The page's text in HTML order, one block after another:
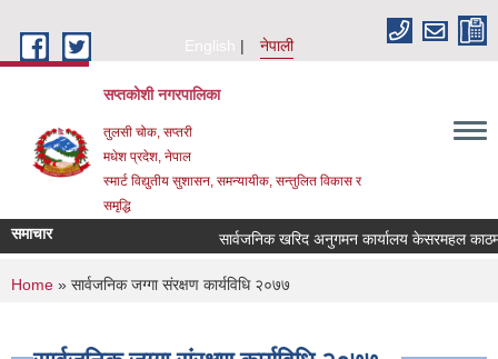
English
नेपाली
सप्तकोशी नगरपालिका
तुलसी चोक, सप्तरी
मधेश प्रदेश, नेपाल
स्मार्ट विद्युतीय सुशासन, समन्यायीक, सन्तुलित विकास र
समृद्धि
समाचार सार्वजनिक खरिद अनुगमन कार्यालय केसरमहल
You are here
Home » सार्वजनिक जग्गा संरक्षण कार्यविधि २०७७